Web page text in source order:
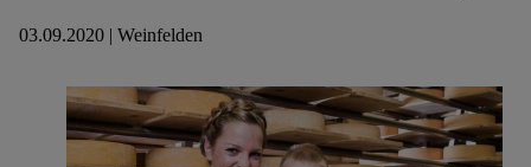
03.09.2020 | Weinfelden